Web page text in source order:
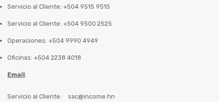
Servicio al Cliente: +504 9515 9515
Servicio al Cliente: +504 9500 2525
Operaciones: +504 9990 4949
Oficinas: +504 2238 4018
Email:
Servicio al Cliente: sac@income.hn